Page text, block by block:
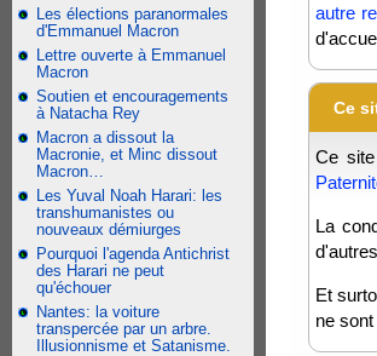
Les élections paranormales
d'Emmanuel Macron
Lettre ouverte à Emmanuel
Macron
Soutien et encouragements
à Natacha Rey
Macron a dissout la
Macronie, et Minc dissout
Macron…
Les Yuval Noah Harari: les
transhumanistes ou
nouveaux démiurges
Pourquoi l'agenda Antichrist
des Harari ne peut
qu'échouer
Nantes: la voiture
transpercée par un arbre.
Illusionnisme et Satanisme.
autre
Ce
Ce
La
Et
ne